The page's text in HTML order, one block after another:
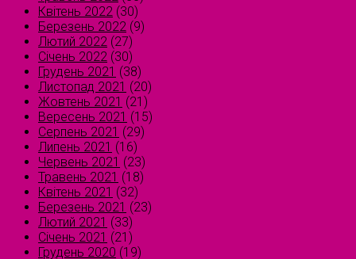
Квітень 2022 (30)
Березень 2022 (9)
Лютий 2022 (27)
Січень 2022 (30)
Грудень 2021 (38)
Листопад 2021 (20)
Жовтень 2021 (21)
Вересень 2021 (15)
Серпень 2021 (29)
Липень 2021 (16)
Червень 2021 (23)
Травень 2021 (18)
Квітень 2021 (32)
Березень 2021 (23)
Лютий 2021 (33)
Січень 2021 (21)
Грудень 2020 (19)